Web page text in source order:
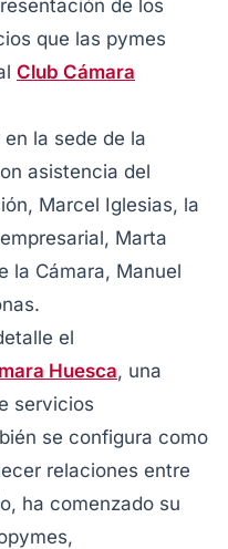
de los
que las pymes
Club Cámara
la sede de la
asistencia del
Marcel Iglesias, la
Marta
la Cámara, Manuel
el
Huesca, una
servicios
se configura como
relaciones entre
ha comenzado su